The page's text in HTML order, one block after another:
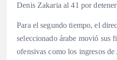
Denis Zakaria al 41 por
Para el segundo tiempo, el
seleccionado árabe movió sus
ofensivas como los ingresos